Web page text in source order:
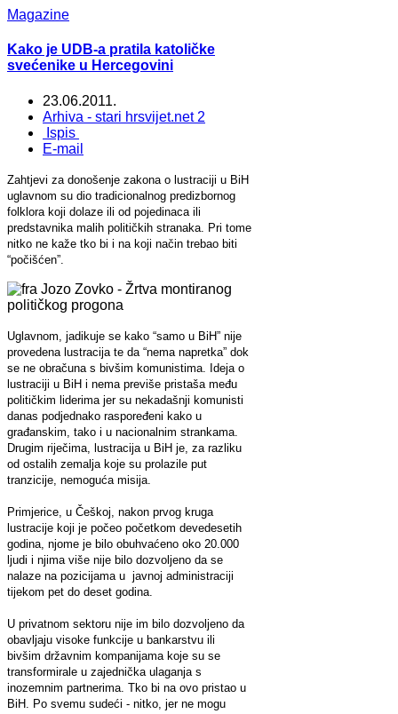
Magazine
Kako je UDB-a pratila katoličke
svećenike u Hercegovini
23.06.2011.
Arhiva - stari hrsvijet.net 2
Ispis
E-mail
Zahtjevi za donošenje zakona o lustraciji u BiH
uglavnom su dio tradicionalnog predizbornog
folklora koji dolaze ili od pojedinaca ili
predstavnika malih političkih stranaka. Pri tome
nitko ne kaže tko bi i na koji način trebao biti
“počišćen”.
Uglavnom, jadikuje se kako “samo u BiH” nije
provedena lustracija te da “nema napretka” dok
se ne obračuna s bivšim komunistima. Ideja o
lustraciji u BiH i nema previše pristaša među
političkim liderima jer su nekadašnji komunisti
danas podjednako raspoređeni kako u
građanskim, tako i u nacionalnim strankama.
Drugim riječima, lustracija u BiH je, za razliku
od ostalih zemalja koje su prolazile put
tranzicije, nemoguća misija.
Primjerice, u Češkoj, nakon prvog kruga
lustracije koji je počeo početkom devedesetih
godina, njome je bilo obuhvaćeno oko 20.000
ljudi i njima više nije bilo dozvoljeno da se
nalaze na pozicijama u javnoj administraciji
tijekom pet do deset godina.
U privatnom sektoru nije im bilo dozvoljeno da
obavljaju visoke funkcije u bankarstvu ili
bivšim državnim kompanijama koje su se
transformirale u zajednička ulaganja s
inozemnim partnerima. Tko bi na ovo pristao u
BiH. Po svemu sudeći - nitko, jer ne mogu